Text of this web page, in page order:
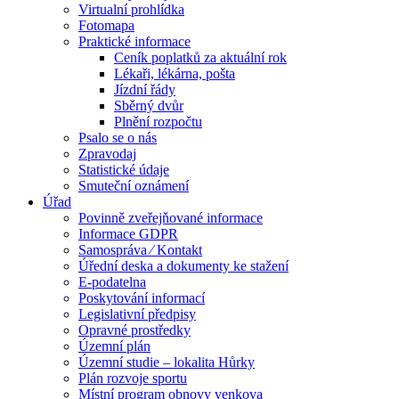
Virtualní prohlídka
Fotomapa
Praktické informace
Ceník poplatků za aktuální rok
Lékaři, lékárna, pošta
Jízdní řády
Sběrný dvůr
Plnění rozpočtu
Psalo se o nás
Zpravodaj
Statistické údaje
Smuteční oznámení
Úřad
Povinně zveřejňované informace
Informace GDPR
Samospráva ⁄ Kontakt
Úřední deska a dokumenty ke stažení
E-podatelna
Poskytování informací
Legislativní předpisy
Opravné prostředky
Územní plán
Územní studie – lokalita Hůrky
Plán rozvoje sportu
Místní program obnovy venkova